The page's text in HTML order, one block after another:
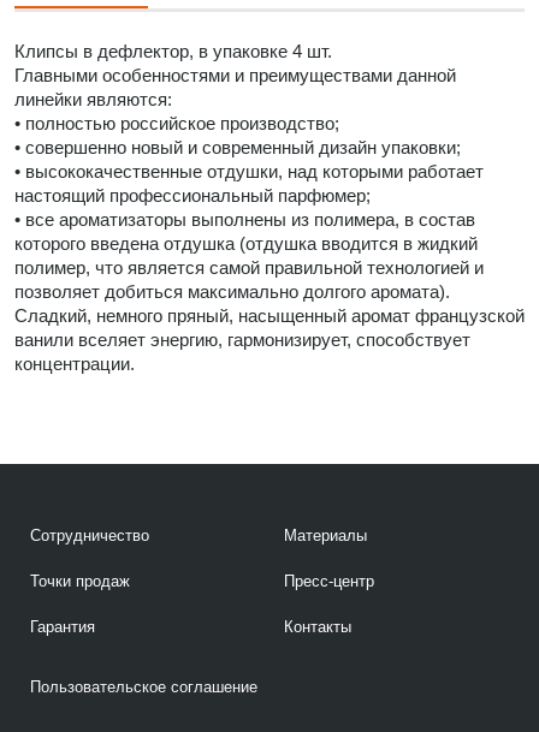
Клипсы в дефлектор, в упаковке 4 шт.
Главными особенностями и преимуществами данной
линейки являются:
• полностью российское производство;
• совершенно новый и современный дизайн упаковки;
• высококачественные отдушки, над которыми работает
настоящий профессиональный парфюмер;
• все ароматизаторы выполнены из полимера, в состав
которого введена отдушка (отдушка вводится в жидкий
полимер, что является самой правильной технологией и
позволяет добиться максимально долгого аромата).
Сладкий, немного пряный, насыщенный аромат французской
ванили вселяет энергию, гармонизирует, способствует
концентрации.
Сотрудничество
Точки продаж
Гарантия
Материалы
Пресс-центр
Контакты
Пользовательское соглашение